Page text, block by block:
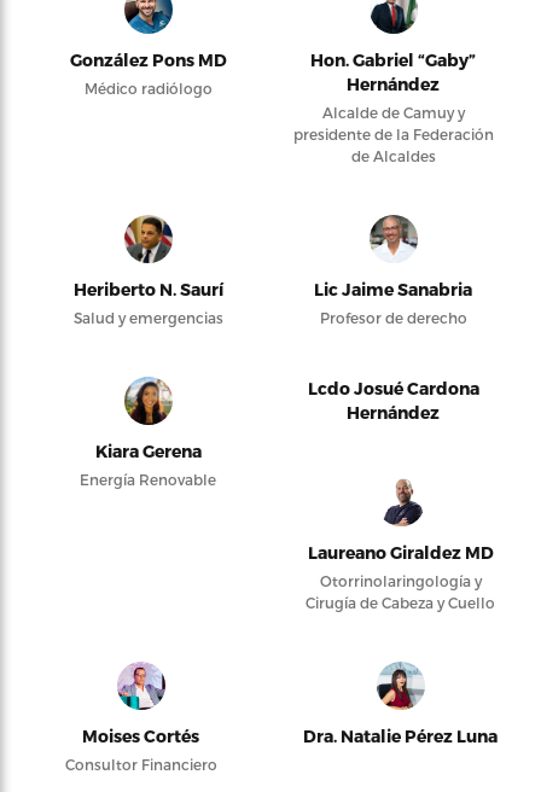
González Pons MD
Médico radiólogo
Hon. Gabriel “Gaby”
Hernández
Alcalde de Camuy y
presidente de la Federación
de Alcaldes
Heriberto N. Saurí
Salud y emergencias
Lic Jaime Sanabria
Profesor de derecho
Kiara Gerena
Energía Renovable
Lcdo Josué Cardona
Hernández
Laureano Giraldez MD
Otorrinolaringología y
Cirugía de Cabeza y Cuello
Moises Cortés
Consultor Financiero
Dra. Natalie Pérez Luna